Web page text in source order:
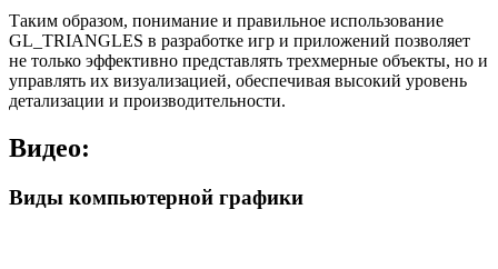
Таким образом, понимание и правильное использование
GL_TRIANGLES в разработке игр и приложений позволяет
не только эффективно представлять трехмерные объекты, но и
управлять их визуализацией, обеспечивая высокий уровень
детализации и производительности.
Видео:
Виды компьютерной графики